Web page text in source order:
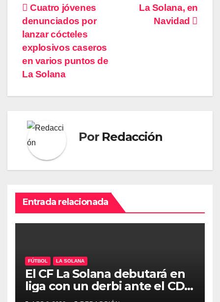
Navegación
de
entradas
La Solana, en
Navidad
Cuatro jóvenes
denunciados por
lanzar cócteles
explosivos caseros
en varios puntos de
La Solana
Por Redacción
Entrada relacionada
FÚTBOL LA SOLANA
El CF La Solana debutará en
liga con un derbi ante el CD
Manchego Ciudad Real